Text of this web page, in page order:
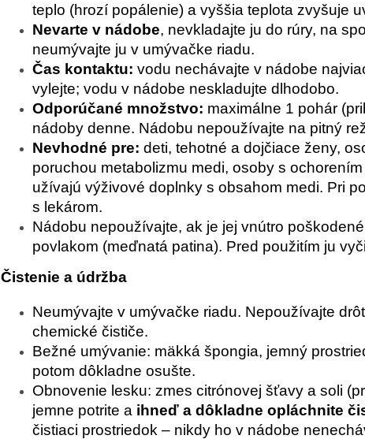
teplo (hrozí popálenie) a vyššia teplota zvyšuje
Nevarte v nádobe, nevkladajte ju do rúry, na
neumývajte ju v umývačke riadu.
Čas kontaktu: vodu nechávajte v nádobe
vylejte; vodu v nádobe neskladujte dlhodobo.
Odporúčané množstvo: maximálne 1 pohár
nádoby denne. Nádobu nepoužívajte na pitný
Nevhodné pre: deti, tehotné a dojčiace ženy,
poruchou metabolizmu medi, osoby s
užívajú výživové doplnky s obsahom medi. Pri
s lekárom.
Nádobu nepoužívajte, ak je jej vnútro
povlakom (meďnatá patina). Pred použitím ju
Čistenie a údržba
Neumývajte v umývačke riadu. Nepoužívajte
chemické čističe.
Bežné umývanie: mäkká špongia, jemný
potom dôkladne osušte.
Obnovenie lesku: zmes citrónovej šťavy a soli
jemne potrite a ihneď a dôkladne opláchnite
čistiaci prostriedok – nikdy ho v nádobe